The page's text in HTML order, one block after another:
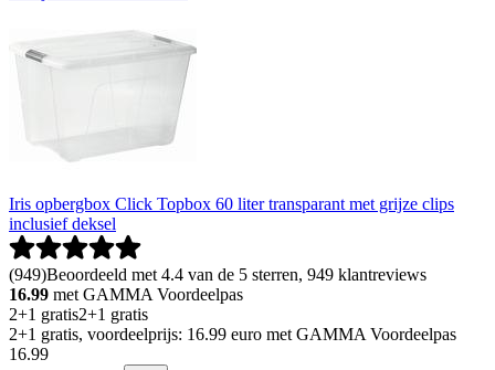
Iris opbergbox Click Topbox 60 liter transparant met grijze clips
inclusief deksel
(949)Beoordeeld met 4.4 van de 5 sterren, 949 klantreviews
16.99 met GAMMA Voordeelpas
2+1 gratis2+1 gratis
2+1 gratis, voordeelprijs: 16.99 euro met GAMMA Voordeelpas
16.99